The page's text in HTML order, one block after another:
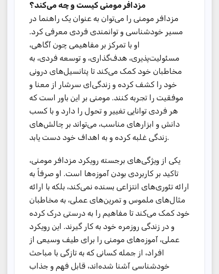
مزدافر مومنی کیست و چه می‌کند؟
مزدافر مومنی را می‌توان به عنوان یک راهنما در
مسیر خودشناسی و توانمندی فردی معرفی کرد.
او با تمرکز بر مفاهیمی چون آگاهی،
مسئولیت‌پذیری، هدف‌گذاری، و توسعه فردی، به
مخاطبان خود کمک می‌کند تا پتانسیل‌های درونی
خود را کشف کرده و زندگی‌ای سرشار از معنا و
موفقیت را تجربه کنند. مومنی بر این باور است که
هر فردی توانایی تغییر و تحول را دارد و با کسب
دانش و ابزارهای مناسب، می‌تواند بر چالش‌های
زندگی غلبه کرده و به اهداف خود دست یابد.
یکی از ویژگی‌های برجسته رویکرد مزدافر مومنی،
تاکید بر کاربردی بودن آموزه‌ها است. او صرفاً به
ارائه تئوری‌های انتزاعی بسنده نمی‌کند، بلکه با ارائه
مثال‌های ملموس و تمرین‌های عملی، به مخاطبان
خود کمک می‌کند تا مفاهیم را به درستی درک کرده
و در زندگی روزمره خود به کار گیرند. این رویکرد
عملی، آموزه‌های مومنی را برای طیف وسیعی از
افراد، از جمله کسانی که به تازگی با مباحث
خودشناسی آشنا شده‌اند، قابل فهم و جذاب